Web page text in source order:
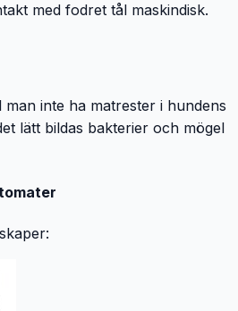
rymmer mycket torrfoder
skafferi Färg: vit/grå Material:
L 22 x B 33 x H 41 cm /
51 cm / volym: 25 l Skötselråd:
med fodret tål maskindisk.
inte ha matrester i hundens
lätt bildas bakterier och mögel